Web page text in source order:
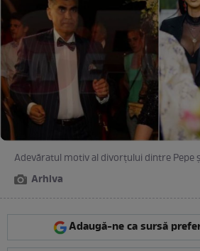
Adevăratul motiv al divorțului dintre Pepe
Arhiva
Adaugă-ne ca sursă